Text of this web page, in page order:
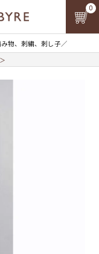
物、刺繍、刺し子／
0